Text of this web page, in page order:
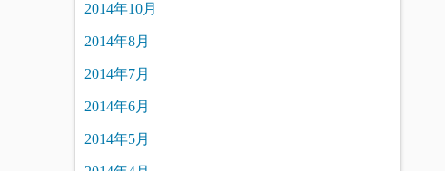
2014年10月
2014年8月
2014年7月
2014年6月
2014年5月